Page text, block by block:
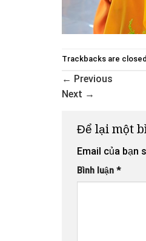
Trackbacks are
← Previous
Next →
Để lại một
Email của bạn
Bình luận *